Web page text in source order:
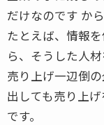
だけなのです から
たとえば、情報
ら、そうした人
売り上げ一辺倒
出しても売り上
です。